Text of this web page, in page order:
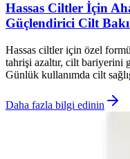
Hassas Ciltler İçin
Güçlendirici Cilt
Hassas ciltler için özel
tahrişi azaltır, cilt bariyerini
Günlük kullanımda cilt
Daha fazla bilgi edinin